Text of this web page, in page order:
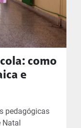
como
e
pedagógicas
Natal